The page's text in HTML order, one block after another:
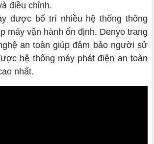
điều chỉnh.
được bố trí nhiều hệ thống thông
máy vận hành ổn định. Denyo trang
an toàn giúp đảm bảo người sử
hệ thống máy phát điện an toàn
nhất.